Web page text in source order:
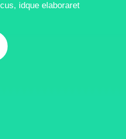
idque elaboraret